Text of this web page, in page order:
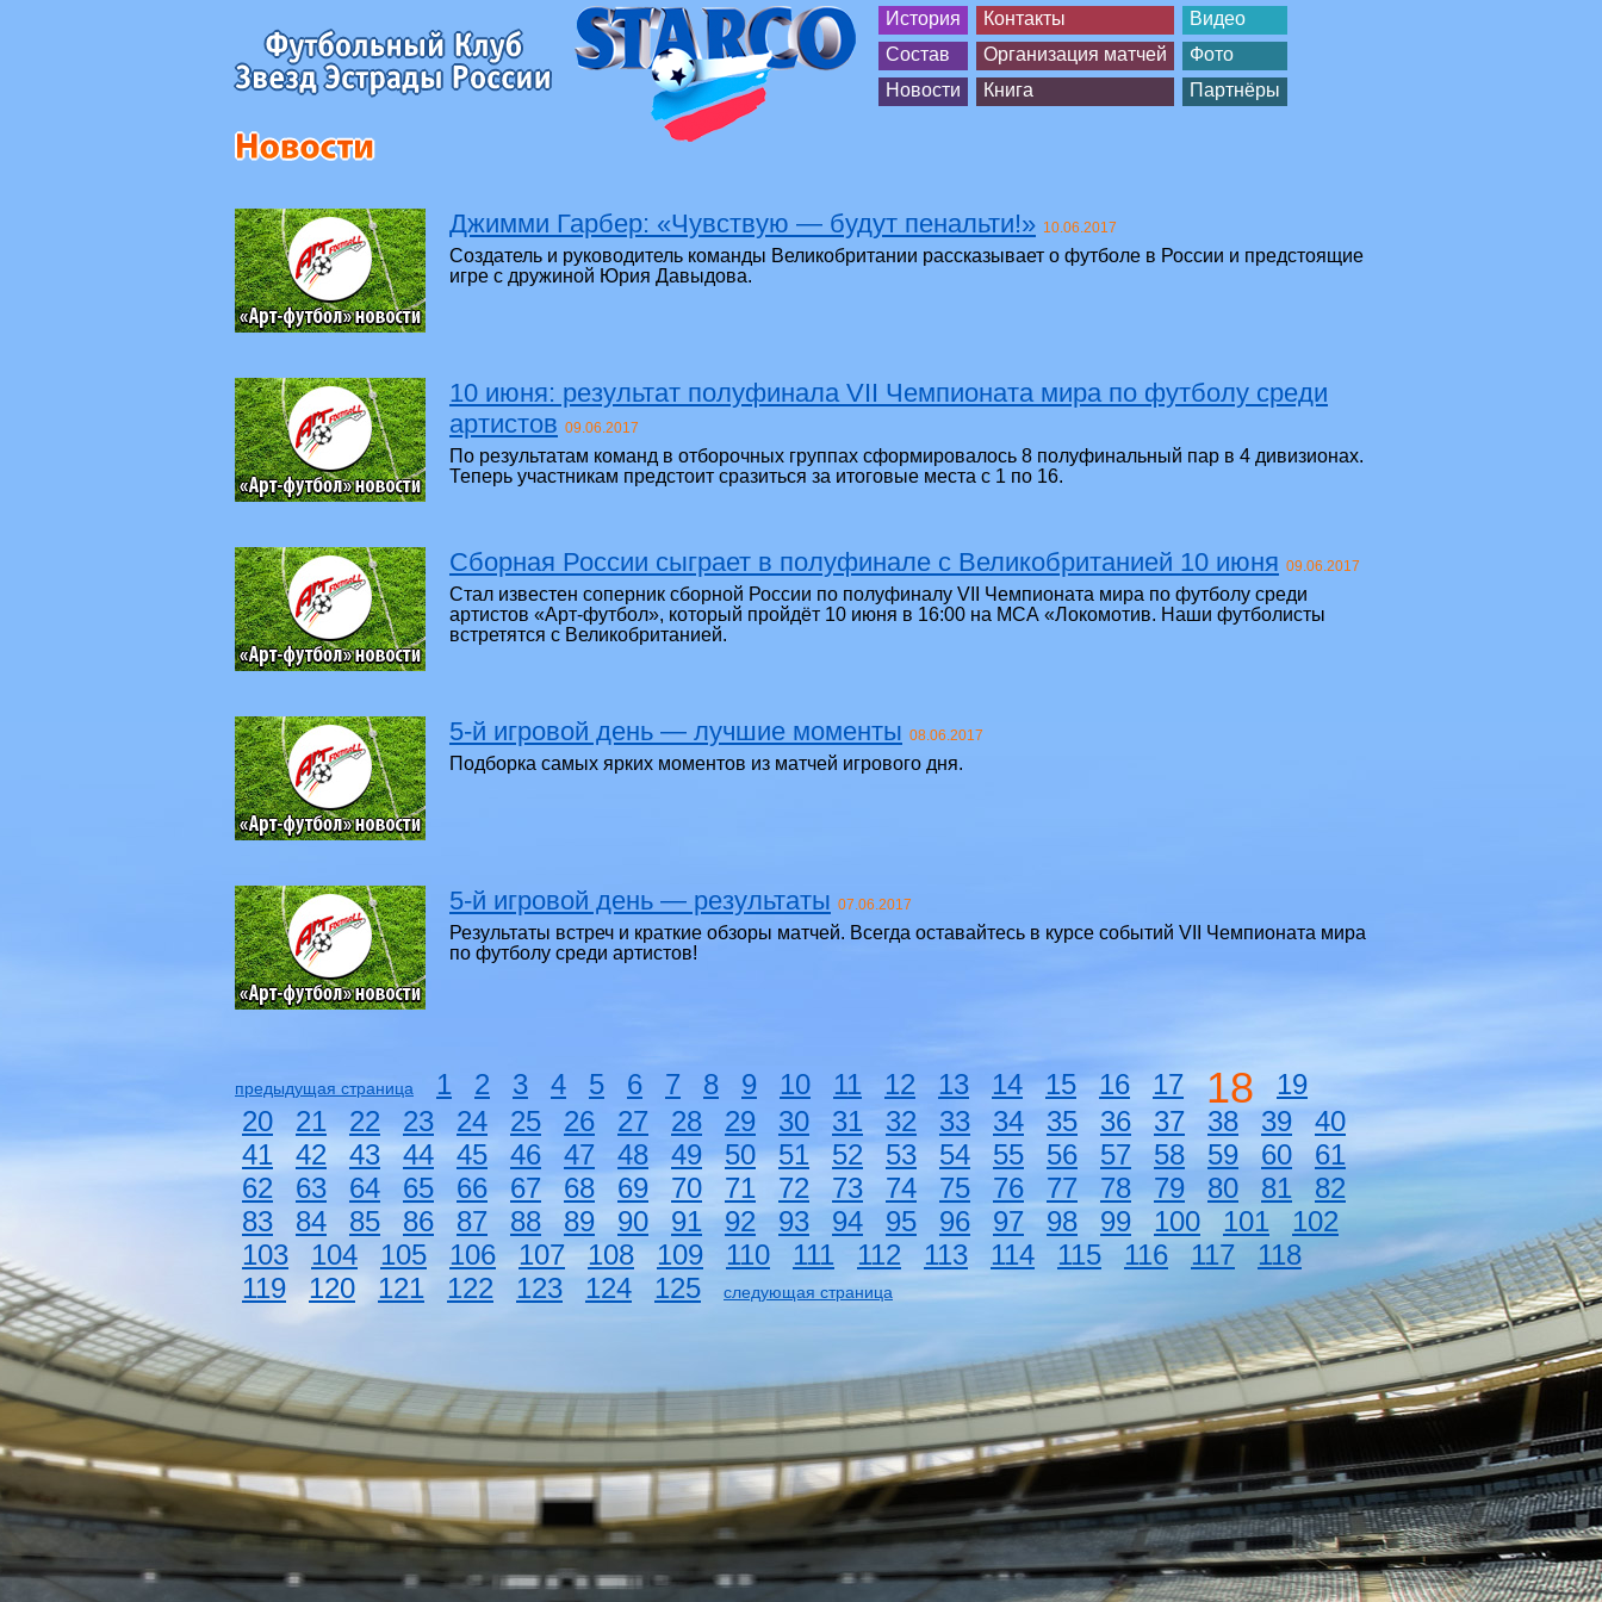
История
Состав
Новости
Контакты
Организация матчей
Книга
Видео
Фото
Партнёры
Джимми Гарбер: «Чувствую — будут пенальти!» 10.06.2017
Создатель и руководитель команды Великобритании рассказывает о футболе в России и предстоящие
игре с дружиной Юрия Давыдова.
10 июня: результат полуфинала VII Чемпионата мира по футболу среди
артистов 09.06.2017
По результатам команд в отборочных группах сформировалось 8 полуфинальный пар в 4 дивизионах.
Теперь участникам предстоит сразиться за итоговые места с 1 по 16.
Сборная России сыграет в полуфинале с Великобританией 10 июня 09.06.2017
Стал известен соперник сборной России по полуфиналу VII Чемпионата мира по футболу среди
артистов «Арт-футбол», который пройдёт 10 июня в 16:00 на МСА «Локомотив. Наши футболисты
встретятся с Великобританией.
5-й игровой день — лучшие моменты 08.06.2017
Подборка самых ярких моментов из матчей игрового дня.
5-й игровой день — результаты 07.06.2017
Результаты встреч и краткие обзоры матчей. Всегда оставайтесь в курсе событий VII Чемпионата мира
по футболу среди артистов!
предыдущая страница 1 2 3 4 5 6 7 8 9 10 11 12 13 14 15 16 17 18
19
20
21 22 23 24 25 26 27 28 29 30 31 32 33 34 35 36 37 38 39
40
41
42 43 44 45 46 47 48 49 50 51 52 53 54 55 56 57 58 59 60
61
62
63 64 65 66 67 68 69 70 71 72 73 74 75 76 77 78 79 80 81
82
83
84 85 86 87 88 89 90 91 92 93 94 95 96 97 98 99 100 101
102
103
104 105 106 107 108 109 110 111 112 113 114 115 116 117
118
119
120 121 122 123 124 125 следующая страница